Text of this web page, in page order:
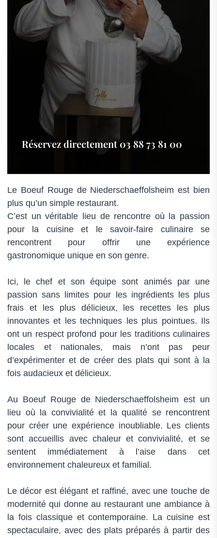
88
73
Réservez directement 03 88 73 81 00
Le Boeuf Rouge de Niederschaeffolsheim est bien
plus qu’un simple restaurant.
C’est un véritable lieu de rencontre où la passion
pour la cuisine et le savoir-faire culinaire se
rencontrent pour offrir une expérience
gastronomique unique en son genre.
Ici, le chef et son équipe sont animés par une
passion sans limites pour les ingrédients les plus
frais et les plus délicieux, les recettes les plus
innovantes et les techniques les plus pointues. Ils
ont un respect profond pour les traditions culinaires
locales et nationales, mais n’ont pas peur
d’expérimenter et de créer des plats qui sont à la
fois audacieux et délicieux.
Au Boeuf Rouge de Niederschaeffolsheim est un
lieu où la convivialité et la qualité se rencontrent
pour créer une expérience inoubliable. Les clients
sont accueillis avec chaleur et convivialité, et se
sentent immédiatement à l’aise dans cet
environnement chaleureux et familial.
Le décor est élégant et raffiné, avec une touche de
modernité qui donne au restaurant une ambiance à
la fois classique et contemporaine. La cuisine est
spectaculaire, avec des plats préparés à partir des